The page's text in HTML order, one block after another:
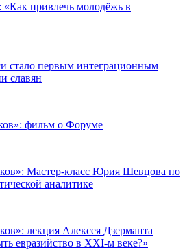
«Как привлечь молодёжь в
стало первым интеграционным
славян
фильм о Форуме
Мастер-класс Юрия Шевцова по
аналитике
лекция Алексея Дзерманта
евразийство в XXI-м веке?»